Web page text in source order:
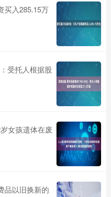
买入285.15万
受托人根据股
女孩遗体在废
品以旧换新的